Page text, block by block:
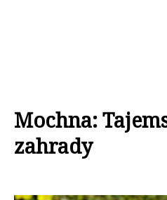
Mochna:
zahrady